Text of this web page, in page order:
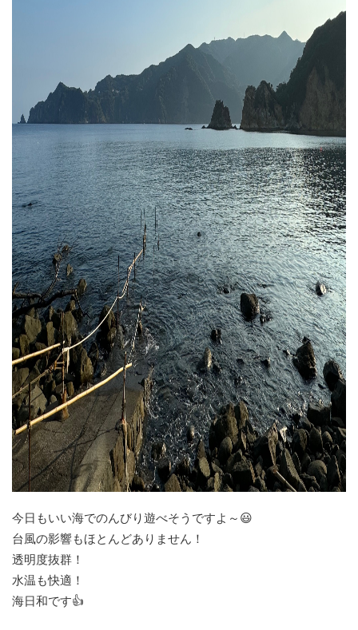
今日もいい海でのんびり遊べそうですよ～😃
台風の影響もほとんどありません！
透明度抜群！
水温も快適！
海日和です👍